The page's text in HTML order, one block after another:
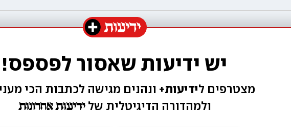
יש ידיעות שאסור לפספס!
מצטרפים לידיעות+ ונהנים מגישה לכתבות הכי
ולמהדורה הדיגיטלית של